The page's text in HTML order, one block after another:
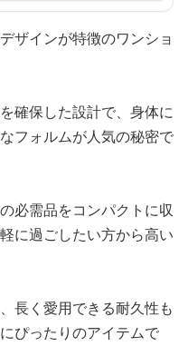
ザインが特徴のワンショ
確保した設計で、身体に
フォルムが人気の秘密で
必需品をコンパクトに収
に過ごしたい方から高い
長く愛用できる耐久性も
ぴったりのアイテムで